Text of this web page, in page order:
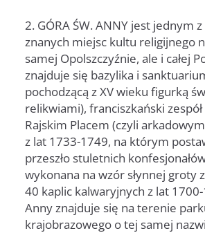
2. GÓRA ŚW. ANNY jest jednym
znanych miejsc kultu religijnego
samej Opolszczyźnie, ale i całej
znajduje się bazylika i
pochodzącą z XV wieku figurką
relikwiami), franciszkański
Rajskim Placem (czyli
z lat 1733-1749, na którym
przeszło stuletnich
wykonana na wzór słynnej groty
40 kaplic kalwaryjnych z lat
Anny znajduje się na terenie
krajobrazowego o tej samej